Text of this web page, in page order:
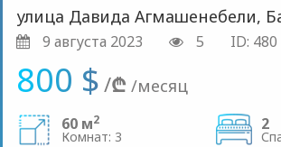
улица Давида Агмашенебели,
9 августа 2023 5 ID: 480
800 $ /₾ /месяц
60 м2
Комнат: 3
2